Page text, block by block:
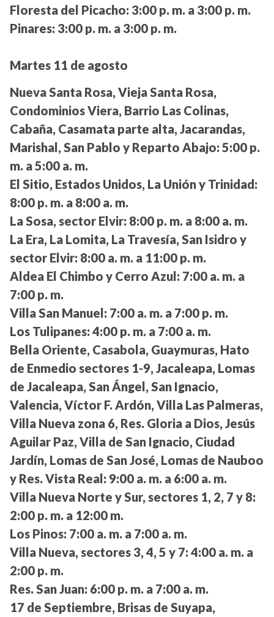
Floresta del Picacho: 3:00 p. m. a 3:00 p. m.
Pinares: 3:00 p. m. a 3:00 p. m.
Martes 11 de agosto
Nueva Santa Rosa, Vieja Santa Rosa,
Condominios Viera, Barrio Las Colinas,
Cabaña, Casamata parte alta, Jacarandas,
Marishal, San Pablo y Reparto Abajo: 5:00 p.
m. a 5:00 a. m.
El Sitio, Estados Unidos, La Unión y Trinidad:
8:00 p. m. a 8:00 a. m.
La Sosa, sector Elvir: 8:00 p. m. a 8:00 a. m.
La Era, La Lomita, La Travesía, San Isidro y
sector Elvir: 8:00 a. m. a 11:00 p. m.
Aldea El Chimbo y Cerro Azul: 7:00 a. m. a
7:00 p. m.
Villa San Manuel: 7:00 a. m. a 7:00 p. m.
Los Tulipanes: 4:00 p. m. a 7:00 a. m.
Bella Oriente, Casabola, Guaymuras, Hato
de Enmedio sectores 1-9, Jacaleapa, Lomas
de Jacaleapa, San Ángel, San Ignacio,
Valencia, Víctor F. Ardón, Villa Las Palmeras,
Villa Nueva zona 6, Res. Gloria a Dios, Jesús
Aguilar Paz, Villa de San Ignacio, Ciudad
Jardín, Lomas de San José, Lomas de Nauboo
y Res. Vista Real: 9:00 a. m. a 6:00 a. m.
Villa Nueva Norte y Sur, sectores 1, 2, 7 y 8:
2:00 p. m. a 12:00 m.
Los Pinos: 7:00 a. m. a 7:00 a. m.
Villa Nueva, sectores 3, 4, 5 y 7: 4:00 a. m. a
2:00 p. m.
Res. San Juan: 6:00 p. m. a 7:00 a. m.
17 de Septiembre, Brisas de Suyapa,